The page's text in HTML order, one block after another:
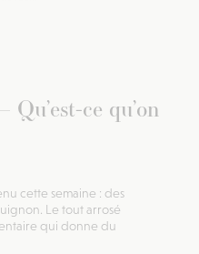
ce qu’on
cette semaine : des
Le tout arrosé
qui donne du